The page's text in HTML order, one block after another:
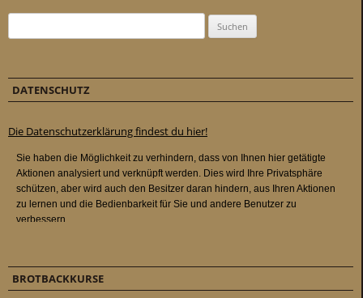
DATENSCHUTZ
Die Datenschutzerklärung findest du hier!
BROTBACKKURSE